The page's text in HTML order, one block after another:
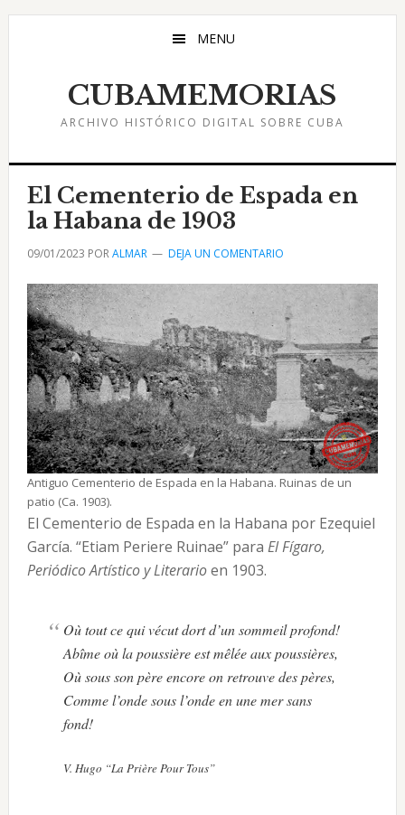
Saltar
Saltar
Saltar
MENU
CUBAMEMORIAS
ARCHIVO HISTÓRICO DIGITAL SOBRE CUBA
El Cementerio de Espada en
la Habana de 1903
09/01/2023 PORALMAR DEJA UN COMENTARIO
Antiguo Cementerio de Espada en la Habana. Ruinas de un
patio (Ca. 1903).
El Cementerio de Espada en la Habana por Ezequiel
García. “Etiam Periere Ruinae” para El Fígaro,
Periódico Artístico y Literarioen 1903.
Où tout ce qui vécut dort d’un sommeil profond!
Abîme où la poussière est mêlée aux poussières,
Où sous son père encore on retrouve des pères,
Comme l’onde sous l’onde en une mer sans
fond!
V. Hugo “La PrièrePour Tous”